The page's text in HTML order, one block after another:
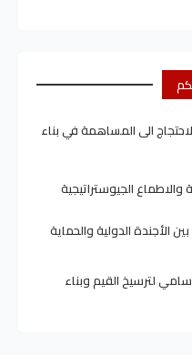
الى المساهمة في بناء
والاطماع الجيوستراتيجية
الأجندة الدولية والحماية
لترسيخ القيم وبناء